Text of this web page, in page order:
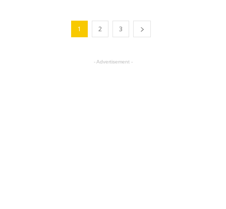
1 2 3
- Advertisement -